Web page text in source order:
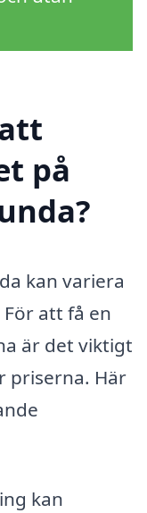
på
kan variera
att få en
är det viktigt
priserna. Här
kan